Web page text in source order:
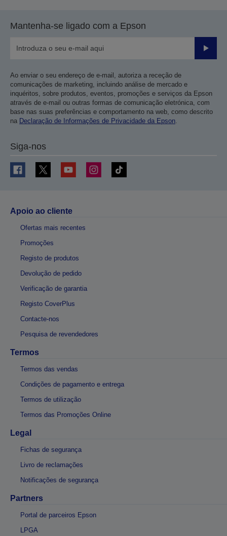
Mantenha-se ligado com a Epson
Enviar
Ao enviar o seu endereço de e-mail, autoriza a receção de
comunicações de marketing, incluindo análise de mercado e
inquéritos, sobre produtos, eventos, promoções e serviços da Epson
através de e-mail ou outras formas de comunicação eletrónica, com
base nas suas preferências e comportamento na web, como descrito
na Declaração de Informações de Privacidade da Epson
Siga-nos
Apoio ao cliente
Ofertas mais recentes
Promoções
Registo de produtos
Devolução de pedido
Verificação de garantia
Registo CoverPlus
Contacte-nos
Pesquisa de revendedores
Termos
Termos das vendas
Condições de pagamento e entrega
Termos de utilização
Termos das Promoções Online
Legal
Fichas de segurança
Livro de reclamações
Notificações de segurança
Partners
Portal de parceiros Epson
LPGA